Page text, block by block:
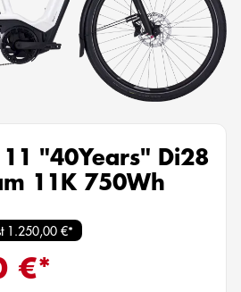
"40Years" Di28
11K 750Wh
1.250,00 €*
€*